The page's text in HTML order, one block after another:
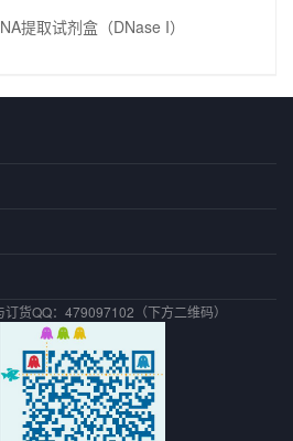
提取试剂盒（DNase I）
订货QQ：479097102（下方二维码）